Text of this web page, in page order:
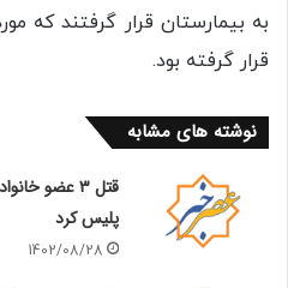
به بیمارستان قرار گرفتند که
قرار گرفته بود.
نوشته های مشابه
قتل ۳ عضو
پلیس کرد
1402/08/28